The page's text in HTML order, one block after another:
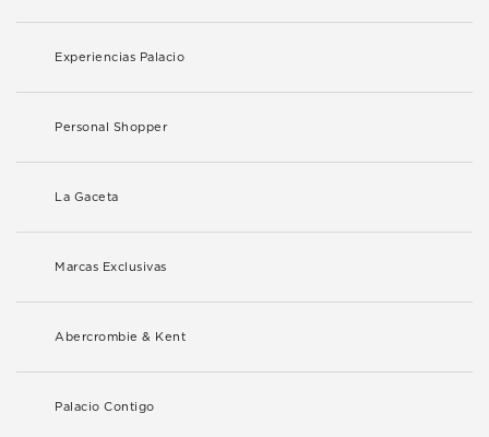
Experiencias Palacio
Personal Shopper
La Gaceta
Marcas Exclusivas
Abercrombie & Kent
Palacio Contigo